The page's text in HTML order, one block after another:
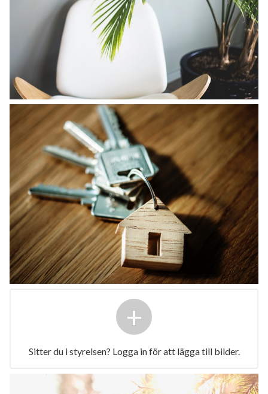
+
Sitter du i styrelsen? Logga in för att lägga till bilder.